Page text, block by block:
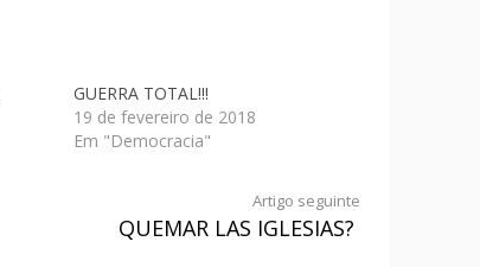
GUERRA TOTAL!!!
19 de fevereiro de 2018
Em "Democracia"
Artigo seguinte
QUEMAR LAS IGLESIAS?